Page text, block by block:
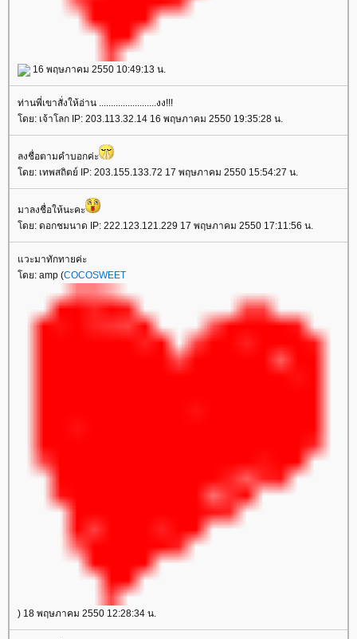
16 พฤษภาคม 2550 10:49:13 น.
ท่านพี่เขาสั่งให้อ่าน ........................งง!!!
ดย: เจ้าโลก IP: 203.113.32.14 16 พฤษภาคม 2550 19:35:28 น.
ลงชื่อตามคำบอกค่ะ
ดย: เทพสถิตย์ IP: 203.155.133.72 17 พฤษภาคม 2550 15:54:27 น.
มาลงชื่อให้นะคะ
ดย: ดอกชมนาด IP: 222.123.121.229 17 พฤษภาคม 2550 17:11:56 น.
วะมาทักทายค่ะ
ดย: amp (COCOSWEET
) 18 พฤษภาคม 2550 12:28:34 น.